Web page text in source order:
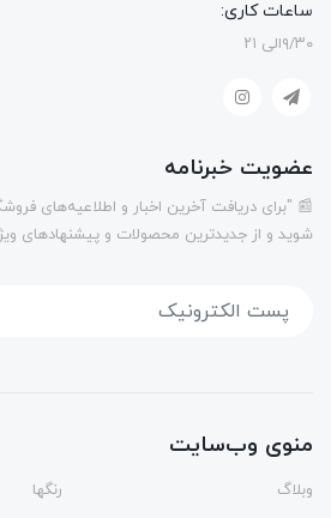
ساعات کاری:
۹/۳۰الی ۲۱
عضویت خبرنامه
📰 "برای دریافت آخرین اخبار و اطلاعیه‌های
شوید و از جدیدترین محصولات و پیشنهادهای
منوی وب‌سایت
وبلاگ
رنگها